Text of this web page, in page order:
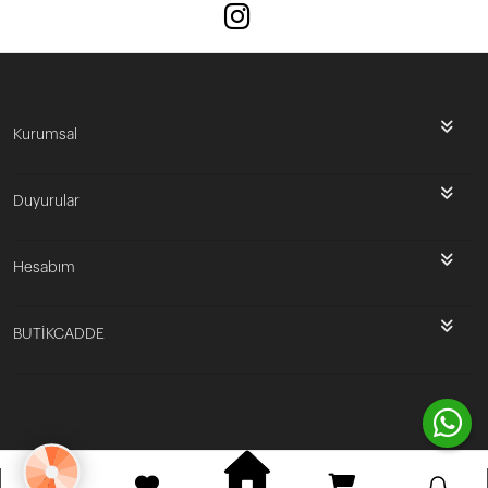
Kurumsal
Duyurular
Hesabım
BUTİKCADDE
Vikaon E-Ticaret sistemleri ile hazırlanmıştır.